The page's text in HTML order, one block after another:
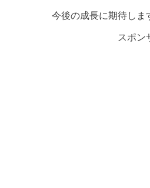
今後の成長に期待しま
スポン